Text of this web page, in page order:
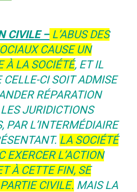
CIVILE – L’ABUS DES
CAUSE UN
À LA SOCIÉTÉ, ET IL
CELLE-CI SOIT ADMISE
RÉPARATION
JURIDICTIONS
PAR L’INTERMÉDIAIRE
LA SOCIÉTÉ
EXERCER L’ACTION
À CETTE FIN, SE
CIVILE. MAIS LA